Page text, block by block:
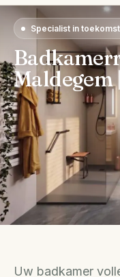
Specialist in
Maldegem
Uw badkamer